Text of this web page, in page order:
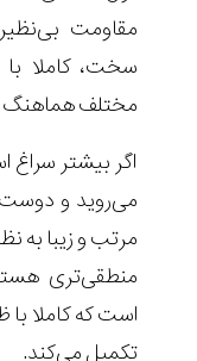
مقاومت
سخت، کاملا
مختلف
اگر بیشتر
می‌روید و
مرتب و زیبا به
منطقی‌تری
است که کاملا
تکمیل می‌کند.